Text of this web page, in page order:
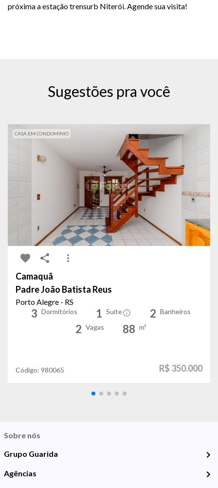
próxima a estação trensurb Niterói. Agende sua visita!
Sugestões pra você
CASA EM CONDOMINIO
Camaquã
Padre João Batista Reus
Porto Alegre - RS
3 Dormitórios 1 Suíte 2 Banheiros
2 Vagas 88 m²
Código: 980065 R$ 350.000
Sobre nós
Grupo Guarida
Agências